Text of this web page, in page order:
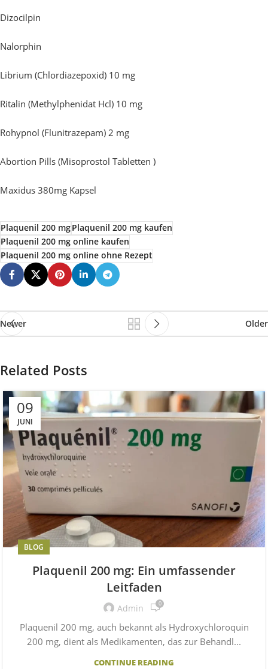
Dizocilpin
Nalorphin
Librium (Chlordiazepoxid) 10 mg
Ritalin (Methylphenidat Hcl) 10 mg
Rohypnol (Flunitrazepam) 2 mg
Abortion Pills (Misoprostol Tabletten )
Maxidus 380mg Kapsel
Plaquenil 200 mgPlaquenil 200 mg kaufen
Plaquenil 200 mg online kaufen
Plaquenil 200 mg online ohne Rezept
Newer Older
Related Posts
09
JUNI
BLOG
Plaquenil 200 mg: Ein umfassender
Leitfaden
Admin 0
Plaquenil 200 mg, auch bekannt als Hydroxychloroquin
200 mg, dient als Medikamenten, das zur Behandl...
CONTINUE READING